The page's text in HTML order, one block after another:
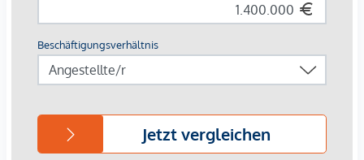
Lage – Naturidylle mit perfekter
Anbindung
Am Fuße des Kahlenbergs, eingebettet in den Wienerwald,
befindet sich dieses Haus in einer der begehrtesten
Bezirk und zu Niederösterreich. Absolute Ruhe, frische
Waldluft und unmittelbarer Zugang zu zahlreichen Wander-